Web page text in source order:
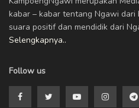
kabar – kabar tentang Ngawi dari
suara positif dan mendidik dari
Selengkapnya..
Follow us